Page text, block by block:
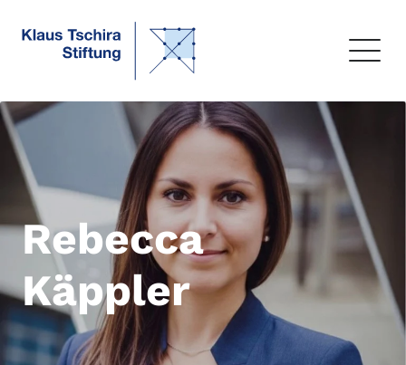
Rebecca
Käppler